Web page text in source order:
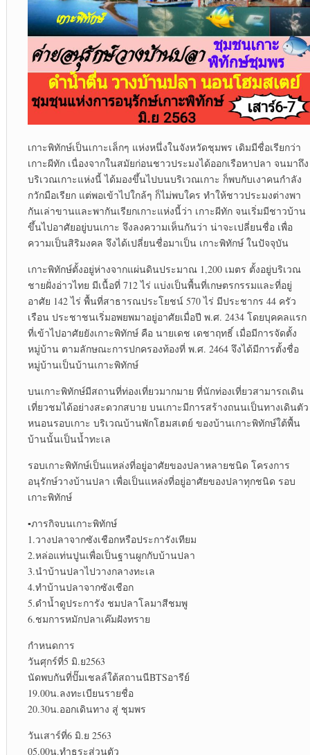
เกาะพิทักษ์เป็นเกาะเล็กๆ แห่งหนึ่งในจังหวัดชุมพร เดิมมีชื่อเรียกว่า
เกาะผีทัก เนื่องจากในสมัยก่อนชาวประมงได้ออกเรือหาปลา จนมาถึง
บริเวณเกาะแห่งนี้ ได้มองขึ้นไปบนบริเวณเกาะ ก็พบกับเงาคนกำลัง
กวักมือเรียก แต่พอเข้าไปใกล้ๆ ก็ไม่พบใคร ทำให้ชาวประมงต่างพา
กันเล่าขานและพากันเรียกเกาะแห่งนี้ว่า เกาะผีทัก จนเริ่มมีชาวบ้าน
ขึ้นไปอาศัยอยู่บนเกาะ จึงลงความเห็นกันว่า น่าจะเปลี่ยนชื่อ เพื่อ
ความเป็นสิริมงคล จึงได้เปลี่ยนชื่อมาเป็น เกาะพิทักษ์ ในปัจจุบัน
เกาะพิทักษ์ตั้งอยู่ห่างจากแผ่นดินประมาณ 1,200 เมตร ตั้งอยู่บริเวณ
ชายฝั่งอ่าวไทย มีเนื้อที่ 712 ไร่ แบ่งเป็นพื้นที่เกษตรกรรมและที่อยู่
อาศัย 142 ไร่ พื้นที่สาธารณประโยชน์ 570 ไร่ มีประชากร 44 ครัว
เรือน ประชาชนเริ่มอพยพมาอยู่อาศัยเมื่อปี พ.ศ. 2434 โดยบุคคลแรก
ที่เข้าไปอาศัยยังเกาะพิทักษ์ คือ นายเดช เดชาฤทธิ์ เมื่อมีการจัดตั้ง
หมู่บ้าน ตามลักษณะการปกครองท้องที่ พ.ศ. 2464 จึงได้มีการตั้งชื่อ
หมู่บ้านเป็นบ้านเกาะพิทักษ์
บนเกาะพิทักษ์มีสถานที่ท่องเที่ยวมากมาย ที่นักท่องเที่ยวสามารถเดิน
เที่ยวชมได้อย่างสะดวกสบาย บนเกาะมีการสร้างถนนเป็นทางเดินตัว
หนอนรอบเกาะ บริเวณบ้านพักโฮมสเตย์ ของบ้านเกาะพิทักษ์ใต้พื้น
บ้านนั้นเป็นน้ำทะเล
รอบเกาะพิทักษ์เป็นแหล่งที่อยู่อาศัยของปลาหลายชนิด โครงการ
อนุรักษ์วางบ้านปลา เพื่อเป็นแหล่งที่อยู่อาศัยของปลาทุกชนิด รอบ
เกาะพิทักษ์
▪︎ภารกิจบนเกาะพิทักษ์
1.วางปลาจากซังเชือกหรือประการังเทียม
2.หล่อแท่นปูนเพื่อเป็นฐานผูกกับบ้านปลา
3.นำบ้านปลาไปวางกลางทะเล
4.ทำบ้านปลาจากซังเชือก
5.ดำน้ำดูประการัง ชมปลาโลมาสีชมพู
6.ชมการหมักปลาเค๊มฝังทราย
กำหนดการ
วันศุกร์ที่5 มิ.ย2563
นัดพบกันที่ปั๊มเชลล์ใต้สถานนีBTSอารีย์
19.00น.ลงทะเบียนรายชื่อ
20.30น.ออกเดินทาง สู่ ชุมพร
วันเสาร์ที่6 มิ.ย 2563
05.00น.ทำธุระส่วนตัว